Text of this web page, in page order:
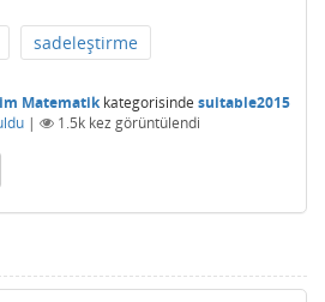
sadeleştirme
Matematikkategorisinde suitable2015
| 1.5k kez görüntülendi